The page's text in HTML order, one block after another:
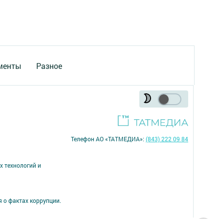
Разное
и
о фактах коррупции.
Телефон АО «ТАТМЕДИА»:(843) 222 09 84